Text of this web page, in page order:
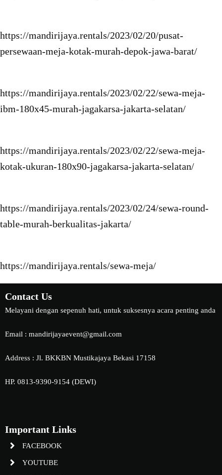
https://mandirijaya.rentals/2023/02/20/pusat-
persewaan-meja-kotak-murah-depok-jawa-barat/
https://mandirijaya.rentals/2023/02/22/sewa-meja-
ibm-180x45-murah-jagakarsa-jakarta-selatan/
https://mandirijaya.rentals/2023/02/22/sewa-meja-
kotak-ukuran-180x90-jagakarsa-jakarta-selatan/
https://mandirijaya.rentals/2023/02/24/sewa-round-
table-murah-berkualitas-jakarta/
https://mandirijaya.rentals/sewa-meja/
Contact Us
Melayani dengan sepenuh hati, untuk suksesnya acara penting anda
Email : mandirijayaevent@gmail.com
Address : Jl. BKKBN Mustikajaya Bekasi 17158
HP. 0813-9390-9154 (DEWI)
Important Links
FACEBOOK
YOUTUBE